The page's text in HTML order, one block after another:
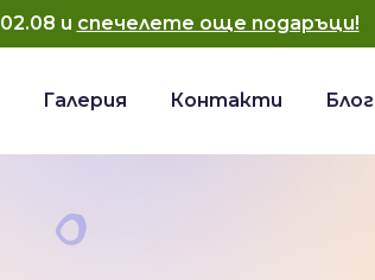
02.08 и спечелете още подаръци!
Галерия Контакти Блог